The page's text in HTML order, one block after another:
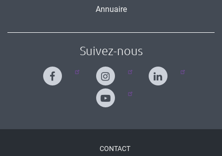
Annuaire
Suivez-nous
CONTACT